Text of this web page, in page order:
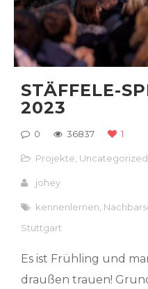
STÄFFELE-
2023
0 36837 1
Projekte Uncategorized
johey
kennenlernen
Stuttgart
Es ist Frühling und
draußen trauen!